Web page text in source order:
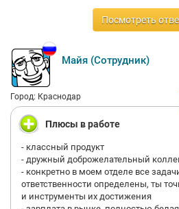
Фиксированный оклад.
Зарплата приходила вовремя.
Итог
Компания не ценит сотрудников от
много, а значит, расходный
планы невыполнимы, система
предупреждения, переработки и
навязывают через манипуляции.
собеседовании картину рисуют
есть на самом деле.
Если думаете идти сюда
подумайте, потому что скорее всего
Посмотреть
Майя (Сотрудник)
Город: Краснодар
Плюсы в работе
- классный продукт
- дружный доброжелательный
- конкретно в моем отделе все
ответственности определены, ты
и инструменты их достижения